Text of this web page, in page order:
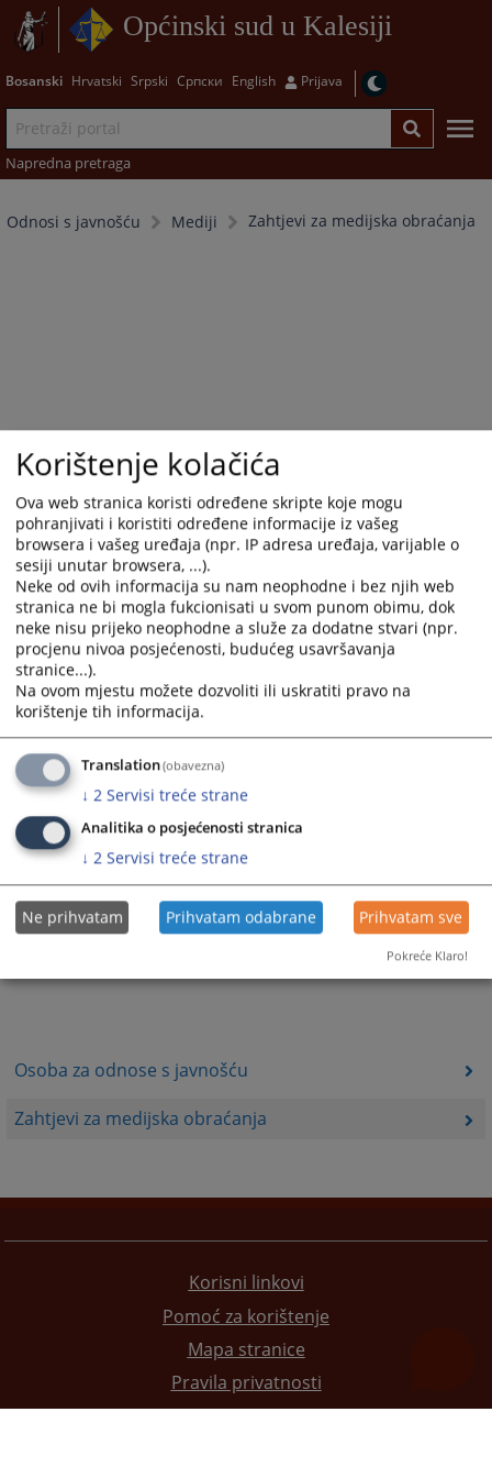
Općinski sud u Kalesiji
Bosanski Hrvatski Srpski Српски English Prijava
Napredna pretraga
Odnosi s javnošću Mediji Zahtjevi za medijska obraćanja
Osoba za odnose s javnošću
Zahtjevi za medijska obraćanja
Trenutno nema vijesti
Korisni linkovi
Pomoć za korištenje
Mapa stranice
Pravila privatnosti
Korištenje kolačića
Ova web stranica koristi određene skripte koje mogu
pohranjivati i koristiti određene informacije iz vašeg
browsera i vašeg uređaja (npr. IP adresa uređaja, varijable o
sesiji unutar browsera, ...).
Neke od ovih informacija su nam neophodne i bez njih web
stranica ne bi mogla fukcionisati u svom punom obimu, dok
neke nisu prijeko neophodne a služe za dodatne stvari (npr.
procjenu nivoa posjećenosti, budućeg usavršavanja
stranice...).
Na ovom mjestu možete dozvoliti ili uskratiti pravo na
korištenje tih informacija.
Translation(obavezna)
↓ 2 Servisi treće strane
Analitika o posjećenosti stranica
↓ 2 Servisi treće strane
Ne prihvatam Prihvatam odabrane Prihvatam sve
Pokreće Klaro!